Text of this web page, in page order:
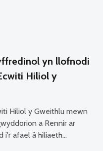
yn llofnodi
Hiliol y
Hiliol y Gweithlu mewn
a Rennir ar
i'r afael â hiliaeth